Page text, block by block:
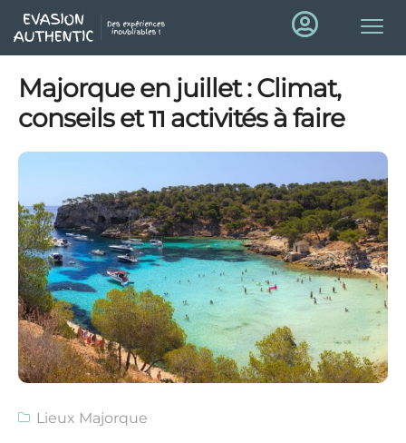
Majorque en juillet : Climat,
conseils et 11 activités à faire
Lieux Majorque